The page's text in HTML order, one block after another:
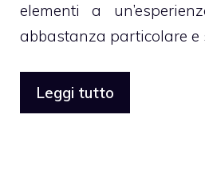
elementi a
abbastanza particolare e
Leggi tutto